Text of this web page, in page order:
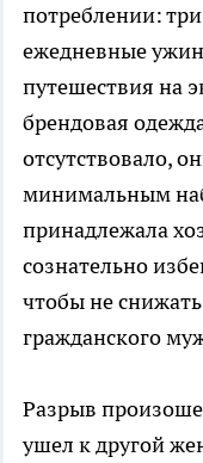
потреблении:
ежедневные
путешествия на
брендовая
отсутствовало,
минимальным
принадлежала
сознательно
чтобы не
гражданского
Разрыв
ушел к другой